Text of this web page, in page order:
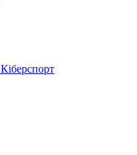
Кіберспорт